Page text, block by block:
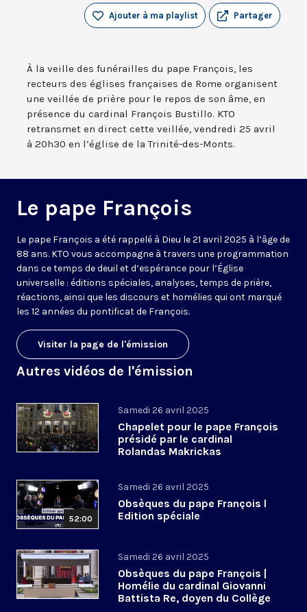
Partager
Ajouter à ma playlist
À la veille des funérailles du pape François, les
recteurs des églises françaises de Rome organisent
une veillée de prière pour le repos de son âme, en
présence du cardinal François Bustillo. KTO
retransmet en direct cette veillée, vendredi 25 avril
à 20h30 en l’église de la Trinité-des-Monts.
Le pape François
Le pape François a été rappelé à Dieu le 21 avril 2025 à l’âge de
88 ans. KTO vous accompagne à travers une programmation
dans ce temps de deuil et d’espérance pour l’Église
universelle : éditions spéciales, analyses, temps de prière,
réactions, ainsi que les discours et homélies qui ont marqué
les 12 années du pontificat de François.
Visiter la page de l'émission
Autres vidéos de l'émission
Samedi 26 avril 2025
Chapelet pour le pape François
présidé par le cardinal
Rolandas Makrickas
52:00
Samedi 26 avril 2025
Obsèques du pape François l
Edition spéciale
Samedi 26 avril 2025
Obsèques du pape François |
Homélie du cardinal Giovanni
Battista Re, doyen du Collège